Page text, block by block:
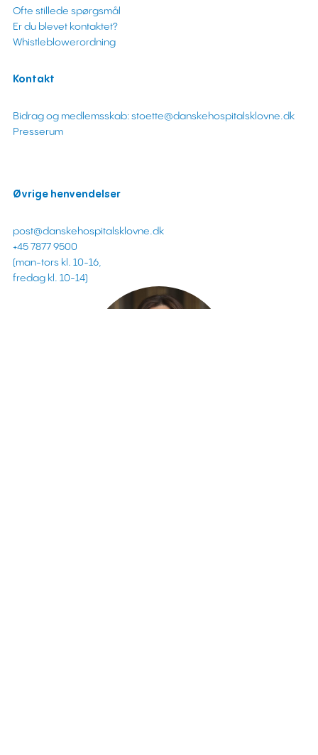
Ofte stillede spørgsmål
Er du blevet kontaktet?
Whistleblowerordning
Kontakt
Bidrag og medlemsskab: stoette@danskehospitalsklovne.dk
Presserum
Øvrige henvendelser
post@danskehospitalsklovne.dk
+45 7877 9500
(man-tors kl. 10-16,
fredag kl. 10-14)